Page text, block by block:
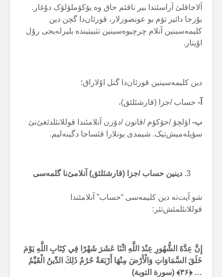
آلاجاقلئ آراسئندا بیر تاقئم حاق وە یۆکۆملۆلۆک دۇغار.
بۇرجا دائیر تۆم بو عونصورلار، قورئان‌دا گچن دین
کلیمەسینین آنلام چرچیوەسینین تثبیتیندە بلیرلەیجی رۇل
اۇینار.
دین کلیمەسینین قورئان‌دا گنل اۇلاراق؛
آ- حساب /جزا (قارشئلئق)،
ب- اؤلچۆ /حۆکۆم /قانون /دۆزن آنلامئندا قوللانئلدئغئ‌نئ
سؤیلەمیش‌تیک. شیمدی بونلارا قئساجا دگینەلیم.
دینین حساب /جزا (قارشئلئق) آنلامئ‌نا گلمەسی
شو آیت‌ته دین کلیمەسی “حساب” آنلامئندا
قوللانئلمئش‌تئر:
إِنَّ عِدَّةَ الشُّهُورِ عِنْدَ اللَّهِ اثْنَا عَشَرَ شَهْرًا فِي كِتَابِ اللَّهِ يَوْمَ
خَلَقَ السَّمَاوَاتِ وَالْأَرْضَ مِنْهَا أَرْبَعَةٌ حُرُمٌ ذَلِكَ الدِّينُ الْقَيِّمُ
… ﴿۳۶﴾ (سورة التوبة)